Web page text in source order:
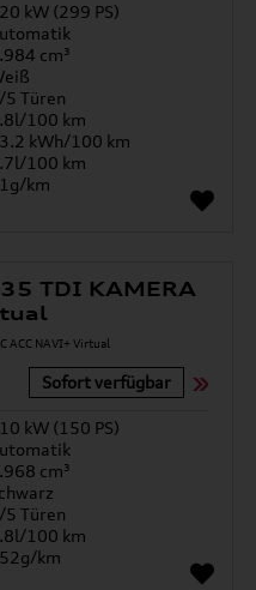
kW (299 PS)
cm³
Türen
100 km
kWh/100 km
100 km
km
TDI KAMERA
Sofort verfügbar
kW (150 PS)
cm³
Türen
100 km
km